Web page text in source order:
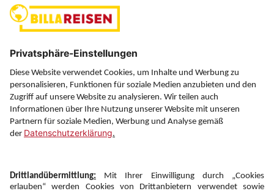
Über uns
Service
Information
Folgen Sie uns auf
Newsletter: